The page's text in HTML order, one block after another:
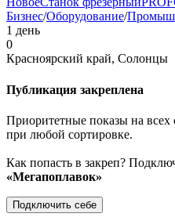
Бизнес/Оборудование/
1 день
0
Красноярский край, Солонцы
Публикация закреплена
Приоритетные показы на всех
при любой сортировке.
Как попасть в закреп?
«Мегапоплавок»
Подключить себе